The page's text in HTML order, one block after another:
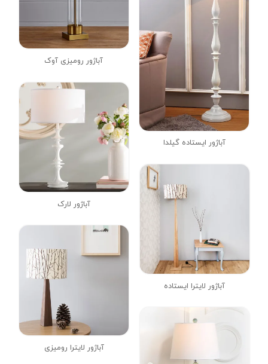
آباژور ایستاده گیلدا
آباژور رومیزی آوک
آباژور لارک
آباژور لایترا ایستاده
آباژور لایترا رومیزی